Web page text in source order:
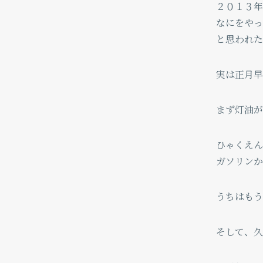
２０１３
なにをや
と思われ
実は正月
まず灯油
ひゃくえん
ガソリン
うちはも
そして、